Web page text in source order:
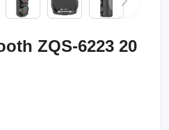
ZQS-6223 20